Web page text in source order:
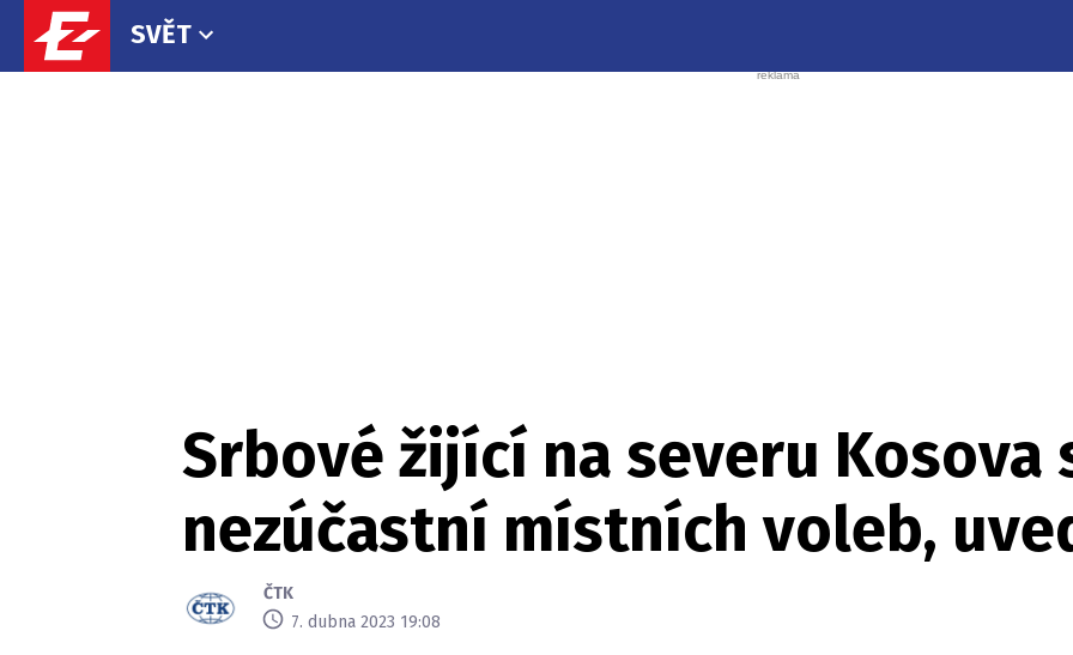
SVĚT
Srbové žijící na severu Kosova
nezúčastní místních voleb,
ČTK
7. dubna 2023 19:08